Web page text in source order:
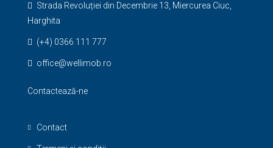
Strada Revoluției din Decembrie 13, Miercurea Ciuc,
Harghita
(+4) 0366 111 777
office@wellimob.ro
Contactează-ne
Contact